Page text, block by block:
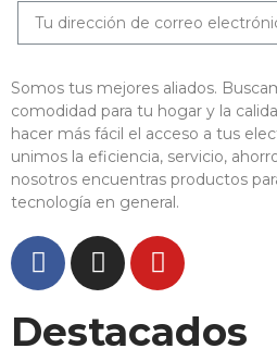
Somos tus mejores aliados.
comodidad para tu hogar y la
hacer más fácil el acceso a tus
unimos la eficiencia, servicio,
nosotros encuentras productos
tecnología en general.
Destacados